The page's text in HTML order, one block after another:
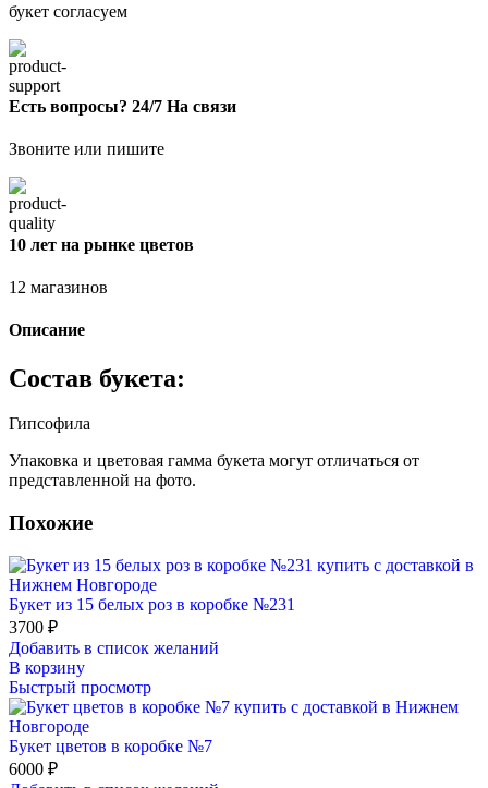
букет согласуем
Есть вопросы? 24/7 На связи
Звоните или пишите
10 лет на рынке цветов
12 магазинов
Описание
Состав букета:
Гипсофила
Упаковка и цветовая гамма букета могут отличаться от
представленной на фото.
Похожие
Букет из 15 белых роз в коробке №231
3700 ₽
Добавить в список желаний
В корзину
Быстрый просмотр
Букет цветов в коробке №7
6000 ₽